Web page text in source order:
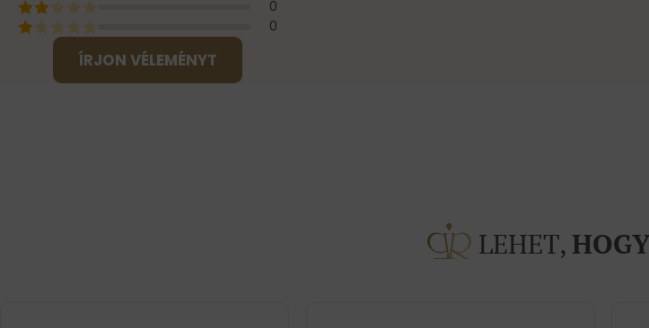
0
0
ÍRJON VÉLEMÉNYT
LEHET,